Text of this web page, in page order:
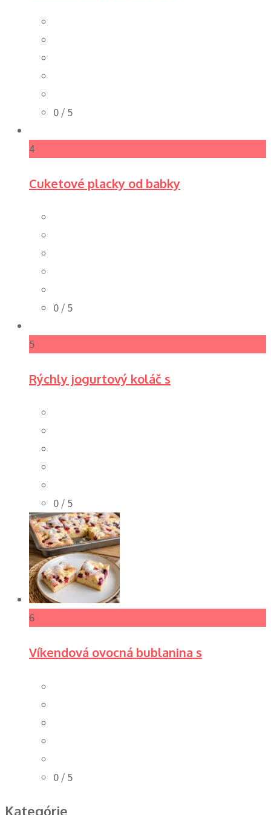
0 / 5
4
Cuketové placky od babky
0 / 5
5
Rýchly jogurtový koláč s
0 / 5
6
Víkendová ovocná bublanina s
0 / 5
Kategórie